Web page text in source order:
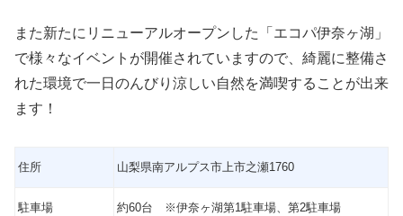
また新たにリニューアルオープンした「エコパ伊奈ヶ湖」
で様々なイベントが開催されていますので、綺麗に整備さ
れた環境で一日のんびり涼しい自然を満喫することが出来
ます！
住所 山梨県南アルプス市上市之瀬1760
駐車場 約60台 ※伊奈ヶ湖第1駐車場、第2駐車場